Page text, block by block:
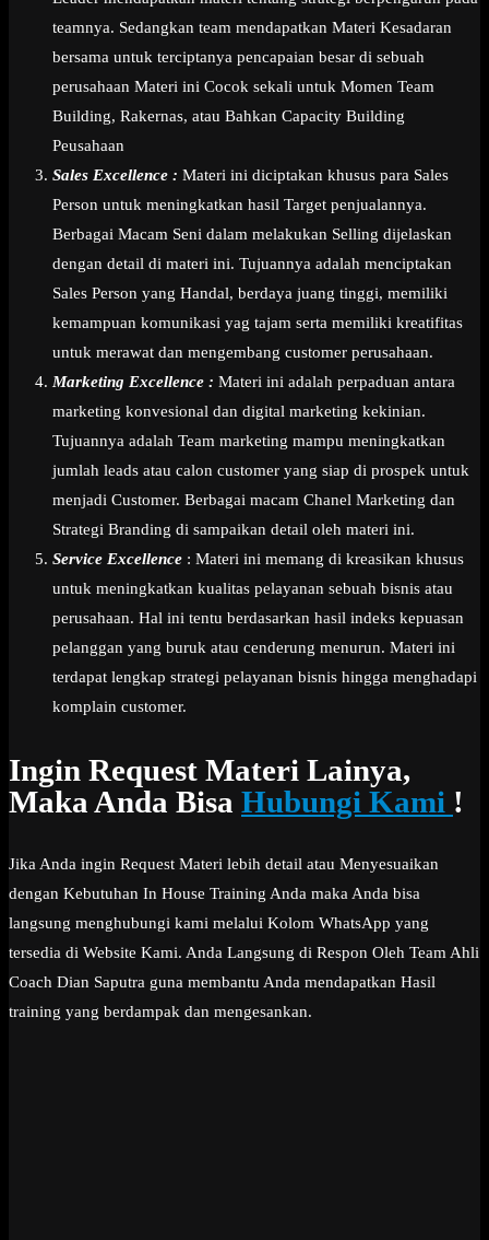
teamnya. Sedangkan team mendapatkan Materi Kesadaran
bersama untuk terciptanya pencapaian besar di sebuah
perusahaan Materi ini Cocok sekali untuk Momen Team
Building, Rakernas, atau Bahkan Capacity Building
Peusahaan
Sales Excellence : Materi ini diciptakan khusus para Sales
Person untuk meningkatkan hasil Target penjualannya.
Berbagai Macam Seni dalam melakukan Selling dijelaskan
dengan detail di materi ini. Tujuannya adalah menciptakan
Sales Person yang Handal, berdaya juang tinggi, memiliki
kemampuan komunikasi yag tajam serta memiliki kreatifitas
untuk merawat dan mengembang customer perusahaan.
Marketing Excellence : Materi ini adalah perpaduan antara
marketing konvesional dan digital marketing kekinian.
Tujuannya adalah Team marketing mampu meningkatkan
jumlah leads atau calon customer yang siap di prospek untuk
menjadi Customer. Berbagai macam Chanel Marketing dan
Strategi Branding di sampaikan detail oleh materi ini.
Service Excellence : Materi ini memang di kreasikan khusus
untuk meningkatkan kualitas pelayanan sebuah bisnis atau
perusahaan. Hal ini tentu berdasarkan hasil indeks kepuasan
pelanggan yang buruk atau cenderung menurun. Materi ini
terdapat lengkap strategi pelayanan bisnis hingga menghadapi
komplain customer.
Ingin Request Materi Lainya,
Maka Anda Bisa Hubungi Kami !
Jika Anda ingin Request Materi lebih detail atau Menyesuaikan
dengan Kebutuhan In House Training Anda maka Anda bisa
langsung menghubungi kami melalui Kolom WhatsApp yang
tersedia di Website Kami. Anda Langsung di Respon Oleh Team Ahli
Coach Dian Saputra guna membantu Anda mendapatkan Hasil
training yang berdampak dan mengesankan.